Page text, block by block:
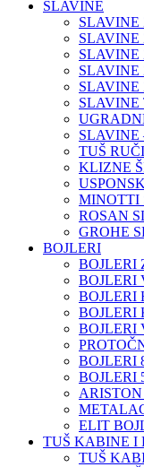
SLAVINE
SLAVINE
SLAVINE
SLAVINE
SLAVINE
SLAVINE
SLAVINE
TUŠ
KLIZNE
MINOTTI
ROSAN
GROHE
BOJLERI
BOJLERI
BOJLERI
BOJLERI
BOJLERI
BOJLERI
BOJLERI
BOJLERI
ELIT
TUŠ KABINE I
TUŠ